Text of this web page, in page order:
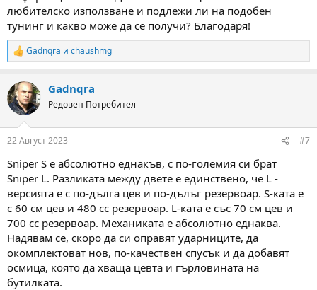
любителско използване и подлежи ли на подобен
тунинг и какво може да се получи? Благодаря!
R
e
c
t
i
s
Gadnqra и chaushmg
Gadnqra
Редовен Потребител
22 Август 2023 #7
Sniper S е абсолютно еднакъв, с по-големия си брат
Sniper L. Разликата между двете е единствено, че L -
версията е с по-дълга цев и по-дълъг резервоар. S-ката е
с 60 см цев и 480 сс резервоар. L-ката е със 70 см цев и
700 сс резервоар. Механиката е абсолютно еднаква.
Надявам се, скоро да си оправят ударниците, да
окомплектоват нов, по-качествен спусък и да добавят
осмица, която да хваща цевта и гърловината на
бутилката.